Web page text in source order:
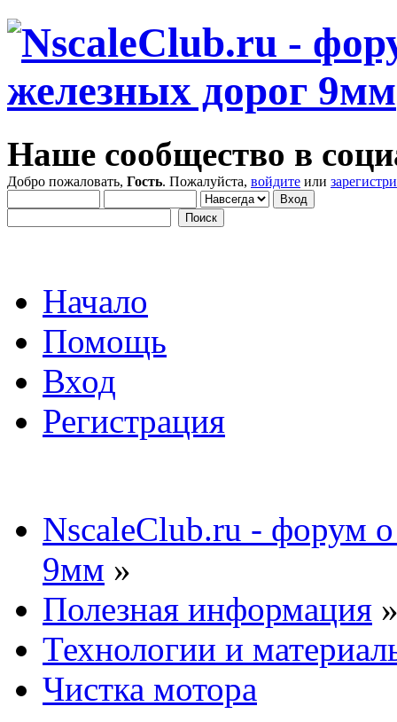
Наше сообщество в
Добро пожаловать, Гость. Пожалуйста, войдите или
Начало
Помощь
Вход
Регистрация
NscaleClub.ru - форум
9мм »
Полезная информация
Технологии и
Чистка мотора